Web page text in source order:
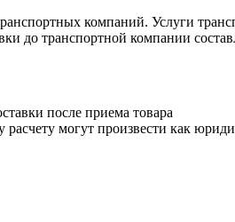
компаний. Услуги
до транспортной компании
после приема товара
могут произвести как